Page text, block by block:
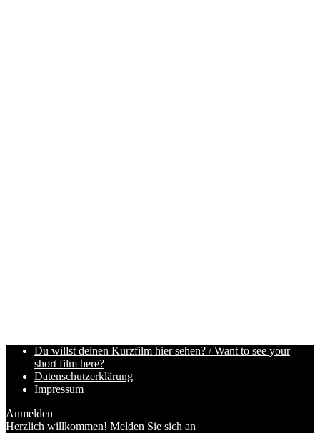
Du willst deinen Kurzfilm hier sehen? / Want to see your
short film here?
Datenschutzerklärung
Impressum
Anmelden
Herzlich willkommen! Melden Sie sich an